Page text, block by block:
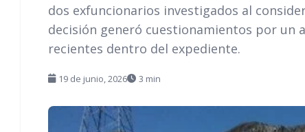
dos exfuncionarios investigados al
decisión generó cuestionamientos por un
recientes dentro del expediente.
19 de junio, 2026 3 min